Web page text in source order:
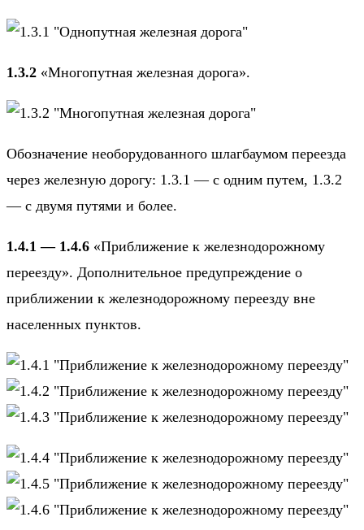
1.3.2 «Многопутная железная дорога».
Обозначение необорудованного шлагбаумом переезда
через железную дорогу: 1.3.1 — с одним путем, 1.3.2
— с двумя путями и более.
1.4.1 — 1.4.6 «Приближение к железнодорожному
переезду». Дополнительное предупреждение о
приближении к железнодорожному переезду вне
населенных пунктов.